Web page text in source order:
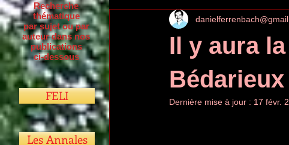
Il y aura
Bédarieux
Dernière mise à jour : 17 févr.
Recherche
thématique
par sujet ou par
auteur dans nos
publications
ci-dessous
FELI
Les Annales